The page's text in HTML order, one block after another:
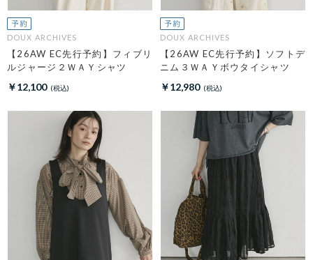
DOUX ARCHIVES
【26AW EC先行予約】フィブリ
ルジャージ２ＷＡＹシャツ
￥12,100
DOUX ARCHIVES
【26AW EC先行予約】ソフトデ
ニム３ＷＡＹボウタイシャツ
￥12,980